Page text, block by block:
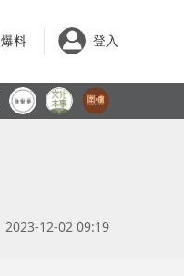
爆料 登入
2023-12-02 09:19